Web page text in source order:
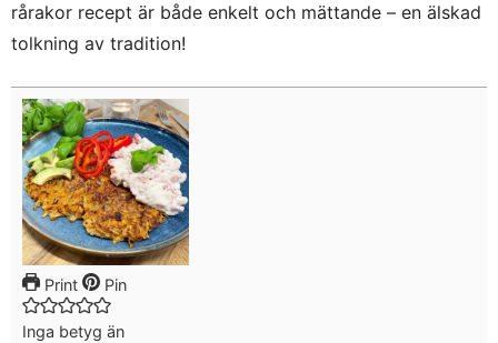
rårakor recept är både enkelt och mättande – en älskad
tolkning av tradition!
Print Pin
Inga betyg än